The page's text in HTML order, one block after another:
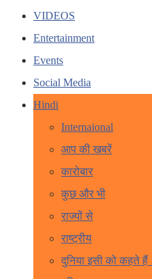
VIDEOS
Entertainment
Events
Social Media
Hindi
Internaional
आप की खबरें
कारोबार
कुछ और भी
राज्यों से
राष्ट्रीय
दुनिया इसी को कहते